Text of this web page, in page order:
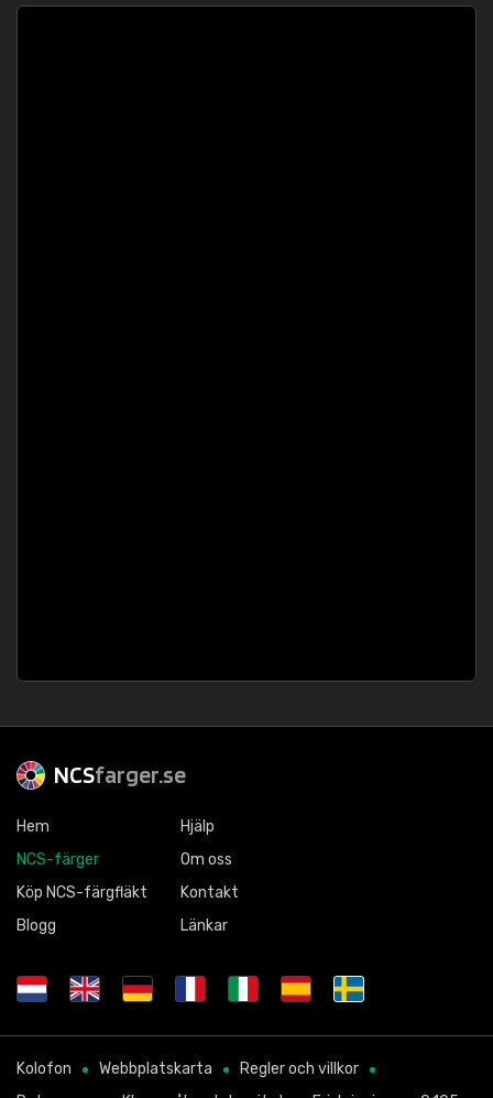
NCSfarger.se
Hem
NCS-färger
Köp NCS-färgfläkt
Blogg
Hjälp
Om oss
Kontakt
Länkar
Kolofon Webbplatskarta
Regler och villkor